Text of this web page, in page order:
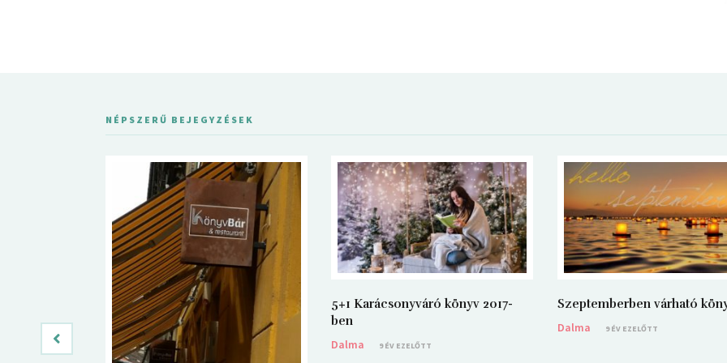
NÉPSZERŰ BEJEGYZÉSEK
5+1 Karácsonyváró könyv 2017-
ben
Dalma
9 ÉV EZELŐTT
Szeptemberben várható
Dalma
9 ÉV EZELŐTT